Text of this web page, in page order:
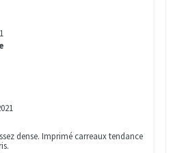
dense. Imprimé carreaux tendance